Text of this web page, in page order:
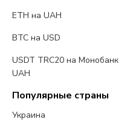
ETH на UAH
BTC на USD
USDT TRC20 на Монобанк
UAH
Популярные страны
Украина